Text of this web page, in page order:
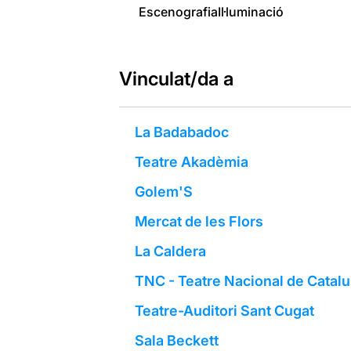
EscenografiaIl·luminació
Vinculat/da a
La Badabadoc
Teatre Akadèmia
Golem'S
Mercat de les Flors
La Caldera
TNC - Teatre Nacional de
Teatre-Auditori Sant Cugat
Sala Beckett